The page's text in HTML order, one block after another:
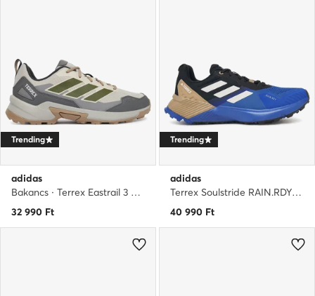
Trending
adidas
Bakancs · Terrex Eastrail 3 JR4007 · Szürke
32 990 Ft
Trending
adidas
Terrex Soulstride RAIN.RDY Trail JR7068 · Bakancs
40 990 Ft